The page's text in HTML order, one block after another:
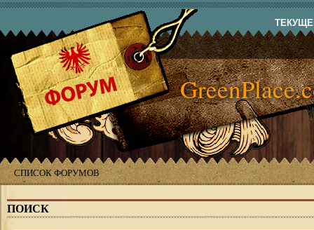
СПИСОК ФОРУМОВ
ПОИСК